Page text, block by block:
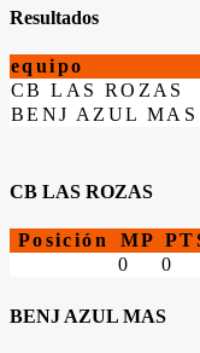
Resultados
equipo
CB LAS ROZAS
BENJ AZUL MAS
CB LAS ROZAS
Posición MP
0
0
BENJ AZUL MAS